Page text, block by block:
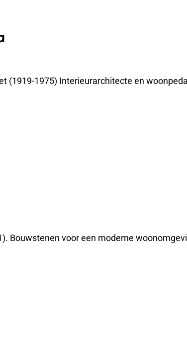
(1919-1975) Interieurarchitecte en
Bouwstenen voor een moderne